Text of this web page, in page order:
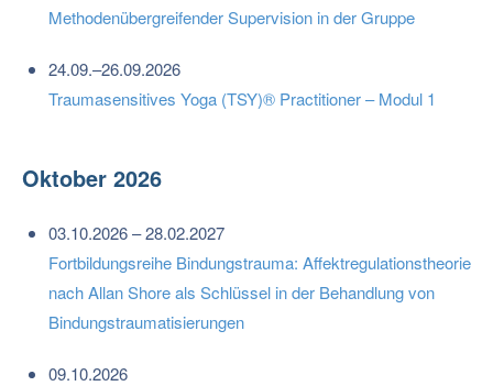
Methodenübergreifender Supervision in der Gruppe
24.09.–26.09.2026
Traumasensitives Yoga (TSY)® Practitioner – Modul 1
Oktober 2026
03.10.2026 – 28.02.2027
Fortbildungsreihe Bindungstrauma: Affektregulationstheorie
nach Allan Shore als Schlüssel in der Behandlung von
Bindungstraumatisierungen
09.10.2026